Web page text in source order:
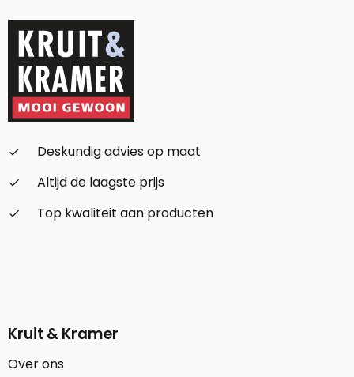
check_small
Deskundig advies op maat
check_small
Altijd de laagste prijs
check_small
Top kwaliteit aan producten
Kruit & Kramer
Over ons